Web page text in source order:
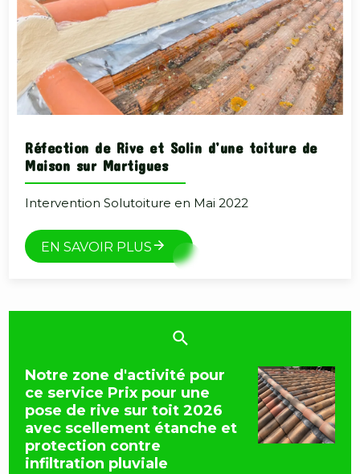
Réfection de Rive et Solin d’une toiture de
Maison sur Martigues
Intervention Solutoiture en Mai 2022
EN SAVOIR PLUS
Notre zone d'activité pour
ce service Prix pour une
pose de rive sur toit 2026
avec scellement étanche et
protection contre
infiltration pluviale